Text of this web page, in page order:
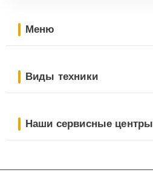
Меню
Виды техники
Наши сервисные центры